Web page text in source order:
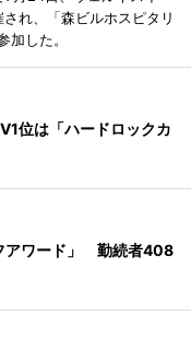
れ、「森ビルホスピタリ
した。
位は「ハードロックカ
アワード」 勤続者408